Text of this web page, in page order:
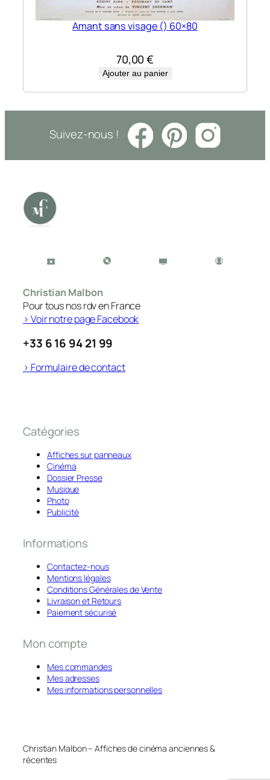
Amant sans visage () 60×80
70,00€
Ajouter au panier
Suivez-nous !
Christian Malbon
Pour tous nos rdv en France
> Voir notre page Facebook
+33 6 16 94 21 99
> Formulaire de contact
Catégories
Affiches sur panneaux
Cinéma
Dossier Presse
Musique
Photo
Publicité
Informations
Contactez-nous
Mentions légales
Conditions Générales de Vente
Livraison et Retours
Paiement sécurisé
Mon compte
Mes commandes
Mes adresses
Mes informations personnelles
Christian Malbon – Affiches de cinéma anciennes &
récentes